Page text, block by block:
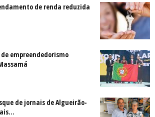
de renda reduzida
empreendedorismo
de jornais de Algueirão-